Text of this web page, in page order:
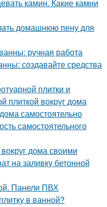
камин. Какие камни
домашнюю пену для
ручная работа
создавайте средства
плитки и
плиткой вокруг дома
самостоятельно
самостоятельного
дома своими
на заливку бетонной
Панели ПВХ
в ванной?